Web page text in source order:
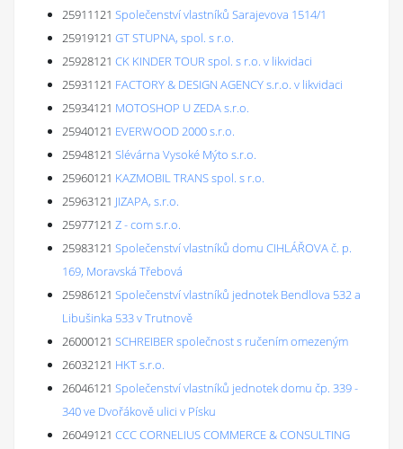
25911121 Společenství vlastníků Sarajevova 1514/1
25919121 GT STUPNA, spol. s r.o.
25928121 CK KINDER TOUR spol. s r.o. v likvidaci
25931121 FACTORY & DESIGN AGENCY s.r.o. v likvidaci
25934121 MOTOSHOP U ZEDA s.r.o.
25940121 EVERWOOD 2000 s.r.o.
25948121 Slévárna Vysoké Mýto s.r.o.
25960121 KAZMOBIL TRANS spol. s r.o.
25963121 JIZAPA, s.r.o.
25977121 Z - com s.r.o.
25983121 Společenství vlastníků domu CIHLÁŘOVA č. p.
169, Moravská Třebová
25986121 Společenství vlastníků jednotek Bendlova 532 a
Libušinka 533 v Trutnově
26000121 SCHREIBER společnost s ručením omezeným
26032121 HKT s.r.o.
26046121 Společenství vlastníků jednotek domu čp. 339 -
340 ve Dvořákově ulici v Písku
26049121 CCC CORNELIUS COMMERCE & CONSULTING